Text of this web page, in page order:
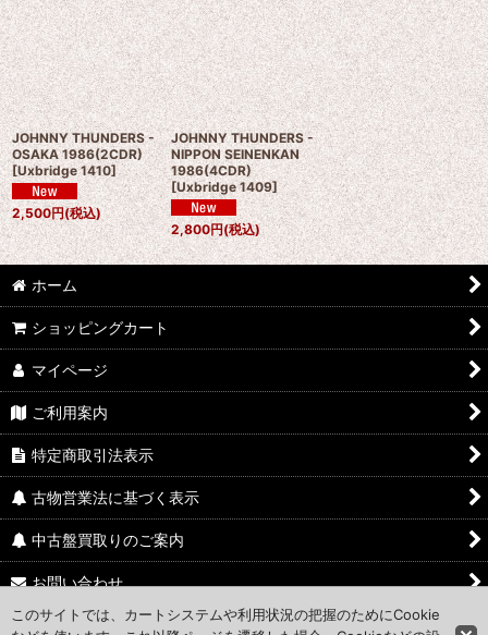
並び順:
絞り込む
JOHNNY THUNDERS -
OSAKA 1986(2CDR)
[Uxbridge 1410]
2,500円(税込)
JOHNNY THUNDERS -
NIPPON SEINENKAN
1986(4CDR)
[Uxbridge 1409]
2,800円(税込)
ホーム
ショッピングカート
マイページ
ご利用案内
特定商取引法表示
古物営業法に基づく表示
中古盤買取りのご案内
お問い合わせ
Access Map
このサイトでは、カートシステムや利用状況の把握のためにCookie